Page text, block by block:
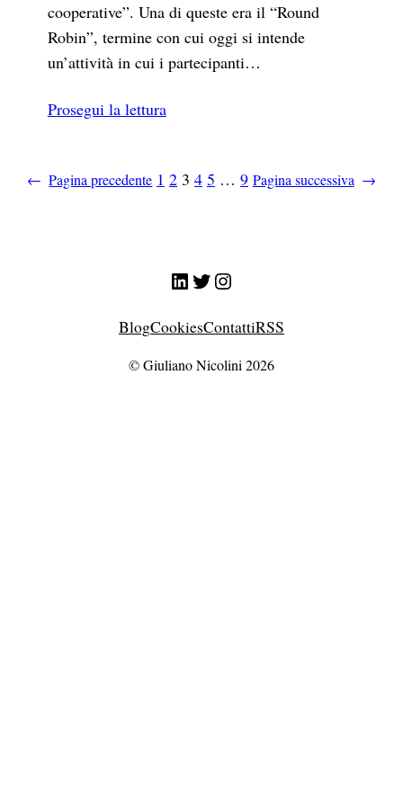
cooperative”. Una di queste era il “Round
Robin”, termine con cui oggi si intende
un’attività in cui i partecipanti…
Prosegui la lettura
← Pagina precedente 1 2 3 4 5 … 9 Pagina successiva →
LinkedIn
TwitterInstagram
BlogCookiesContattiRSS
© Giuliano Nicolini 2026